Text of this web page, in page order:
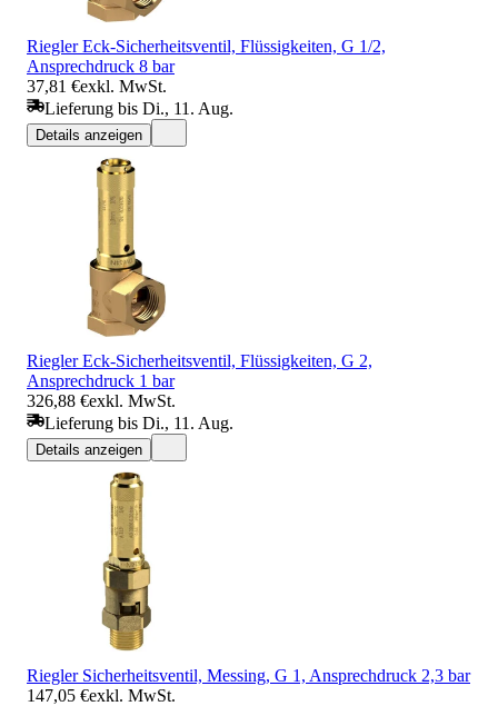
Riegler Eck-Sicherheitsventil, Flüssigkeiten, G 1/2,
Ansprechdruck 8 bar
37,81 €exkl. MwSt.
Lieferung bis Di., 11. Aug.
Details anzeigen
Riegler Eck-Sicherheitsventil, Flüssigkeiten, G 2,
Ansprechdruck 1 bar
326,88 €exkl. MwSt.
Lieferung bis Di., 11. Aug.
Details anzeigen
Riegler Sicherheitsventil, Messing, G 1, Ansprechdruck 2,3 bar
147,05 €exkl. MwSt.